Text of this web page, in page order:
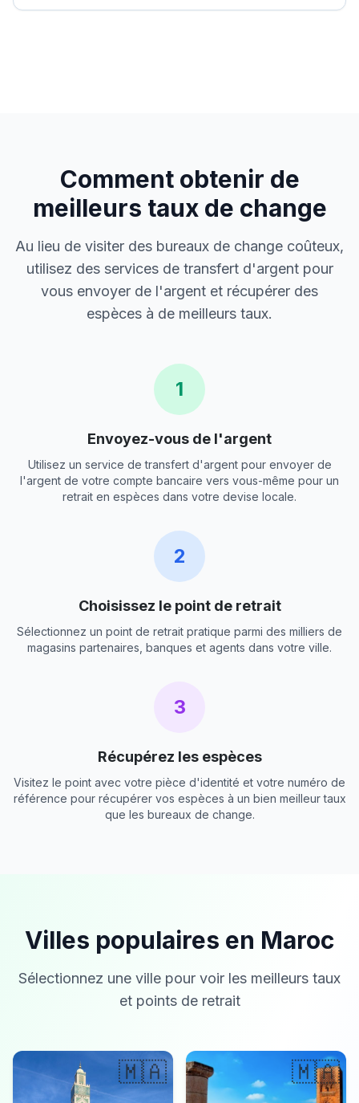
Comment obtenir de
meilleurs taux de change
Au lieu de visiter des bureaux de change coûteux,
utilisez des services de transfert d'argent pour
vous envoyer de l'argent et récupérer des
espèces à de meilleurs taux.
1
Envoyez-vous de l'argent
Utilisez un service de transfert d'argent pour envoyer de
l'argent de votre compte bancaire vers vous-même pour un
retrait en espèces dans votre devise locale.
2
Choisissez le point de retrait
Sélectionnez un point de retrait pratique parmi des milliers de
magasins partenaires, banques et agents dans votre ville.
3
Récupérez les espèces
Visitez le point avec votre pièce d'identité et votre numéro de
référence pour récupérer vos espèces à un bien meilleur taux
que les bureaux de change.
Villes populaires en Maroc
Sélectionnez une ville pour voir les meilleurs taux
et points de retrait
🇲🇦 🇲🇦